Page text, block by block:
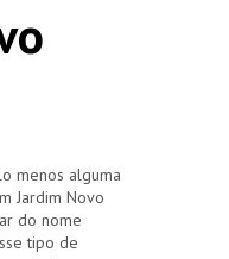
menos alguma
Jardim Novo
do nome
tipo de